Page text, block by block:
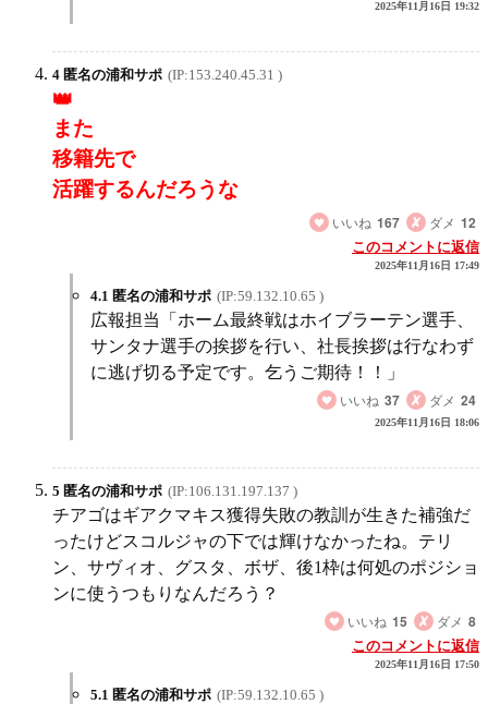
2025年11月16日 19:32
4 匿名の浦和サポ (IP:153.240.45.31 )
また
移籍先で
活躍するんだろうな
いいね 167 ダメ 12
このコメントに返信
2025年11月16日 17:49
4.1 匿名の浦和サポ (IP:59.132.10.65 )
広報担当「ホーム最終戦はホイブラーテン選手、
サンタナ選手の挨拶を行い、社長挨拶は行なわず
に逃げ切る予定です。乞うご期待！！」
いいね 37 ダメ 24
2025年11月16日 18:06
5 匿名の浦和サポ (IP:106.131.197.137 )
チアゴはギアクマキス獲得失敗の教訓が生きた補強だ
ったけどスコルジャの下では輝けなかったね。テリ
ン、サヴィオ、グスタ、ボザ、後1枠は何処のポジショ
ンに使うつもりなんだろう？
いいね 15 ダメ 8
このコメントに返信
2025年11月16日 17:50
5.1 匿名の浦和サポ (IP:59.132.10.65 )